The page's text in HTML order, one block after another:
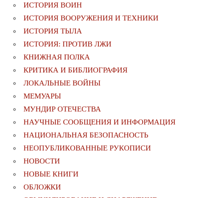
ИСТОРИЯ ВОИН
ИСТОРИЯ ВООРУЖЕНИЯ И ТЕХНИКИ
ИСТОРИЯ ТЫЛА
ИСТОРИЯ: ПРОТИВ ЛЖИ
КНИЖНАЯ ПОЛКА
КРИТИКА И БИБЛИОГРАФИЯ
ЛОКАЛЬНЫЕ ВОЙНЫ
МЕМУАРЫ
МУНДИР ОТЕЧЕСТВА
НАУЧНЫЕ СООБЩЕНИЯ И ИНФОРМАЦИЯ
НАЦИОНАЛЬНАЯ БЕЗОПАСНОСТЬ
НЕОПУБЛИКОВАННЫЕ РУКОПИСИ
НОВОСТИ
НОВЫЕ КНИГИ
ОБЛОЖКИ